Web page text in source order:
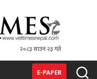
२०८३ साउन २३ गते
E-PAPER